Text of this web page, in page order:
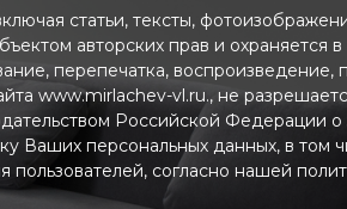
статьи, тексты,
авторских прав и охраняется
перепечатка,
www.mirlachev-vl.ru., не
Российской Федерации о
Ваших персональных данных, в том
согласно нашей